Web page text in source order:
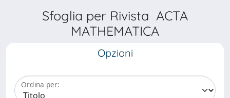
Sfoglia per Rivista ACTA
MATHEMATICA
Opzioni
Ordina per: